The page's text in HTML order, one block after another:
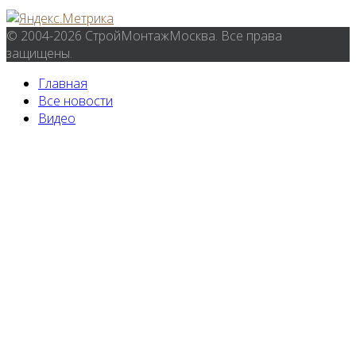
© 2004-2026 СтройМонтажМосква. Все права
защищены.
Главная
Все новости
Видео